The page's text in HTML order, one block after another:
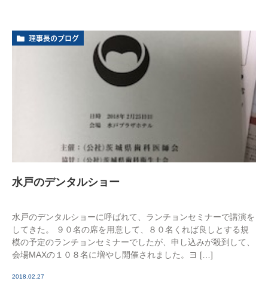
理事長のブログ
水戸のデンタルショー
水戸のデンタルショーに呼ばれて、ランチョンセミナーで講演を
してきた。 ９０名の席を用意して、８０名くれば良しとする規
模の予定のランチョンセミナーでしたが、申し込みが殺到して、
会場MAXの１０８名に増やし開催されました。ヨ […]
2018.02.27